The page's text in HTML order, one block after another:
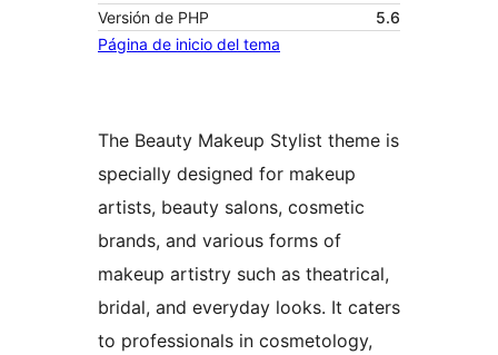
Versión de PHP
5.6
Página de inicio del tema
The Beauty Makeup Stylist theme is
specially designed for makeup
artists, beauty salons, cosmetic
brands, and various forms of
makeup artistry such as theatrical,
bridal, and everyday looks. It caters
to professionals in cosmetology,